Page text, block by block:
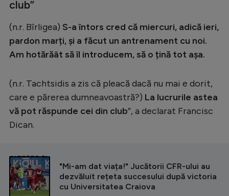
Intră în cont
club”
(n.r. Bîrligea) S-a întors cred că miercuri, adică ieri,
pardon marți, și a făcut un antrenament cu noi.
Am hotărăât să îl introducem, să o țină tot așa.
(n.r. Tachtsidis a zis că pleacă dacă nu mai e dorit,
care e părerea dumneavoastră?) La lucrurile astea
vă pot răspunde cei din club”, a declarat Francisc
Dican.
CITEȘTE ȘI
"Mi-am dat viața!" Jucătorii CFR-ului au
dezvăluit rețeta succesului după victoria
cu Universitatea Craiova